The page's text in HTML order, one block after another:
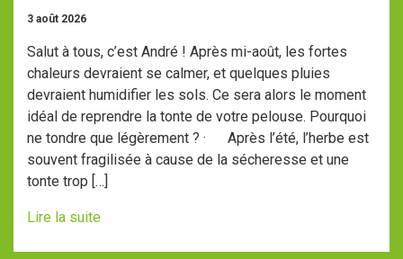
3 août 2026
Salut à tous, c’est André ! Après mi-août, les fortes
chaleurs devraient se calmer, et quelques pluies
devraient humidifier les sols. Ce sera alors le moment
idéal de reprendre la tonte de votre pelouse. Pourquoi
ne tondre que légèrement ? · Après l’été, l’herbe est
souvent fragilisée à cause de la sécheresse et une
tonte trop […]
Lire la suite